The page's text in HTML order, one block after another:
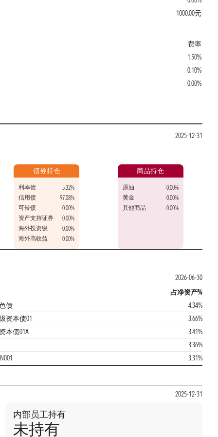
1000.00元
费率
1.50%
0.10%
0.00%
2025-12-31
债券持仓
利率债
5.32%
信用债
97.08%
可转债
0.00%
资产支持证券
0.00%
海外投资级
0.00%
海外高收益
0.00%
商品持仓
原油
0.00%
黄金
0.00%
其他商品
0.00%
2026-06-30
占净资产%
债
4.34%
资本债01
3.66%
本债01A
3.41%
3.36%
3.31%
2025-12-31
内部员工持有
未持有